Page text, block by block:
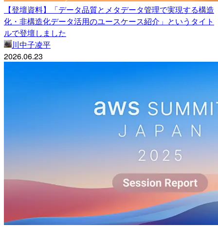
【登壇資料】「データ品質とメタデータ管理で実現する構造
化・非構造化データ活用のユースケース紹介」というタイト
ルで登壇しました
川中子凌平
2026.06.23